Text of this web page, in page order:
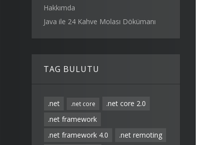
Hakkımda
Java ile 24 Kahve Molası Dökümanı
TAG BULUTU
.net .net core
.net core 2.0
.net framework
.net framework 4.0
.net remoting